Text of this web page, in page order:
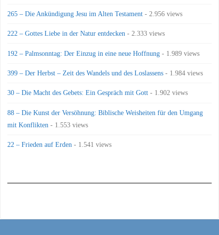
265 – Die Ankündigung Jesu im Alten Testament - 2.956 views
222 – Gottes Liebe in der Natur entdecken - 2.333 views
192 – Palmsonntag: Der Einzug in eine neue Hoffnung - 1.989 views
399 – Der Herbst – Zeit des Wandels und des Loslassens - 1.984 views
30 – Die Macht des Gebets: Ein Gespräch mit Gott - 1.902 views
88 – Die Kunst der Versöhnung: Biblische Weisheiten für den Umgang
mit Konflikten - 1.553 views
22 – Frieden auf Erden - 1.541 views